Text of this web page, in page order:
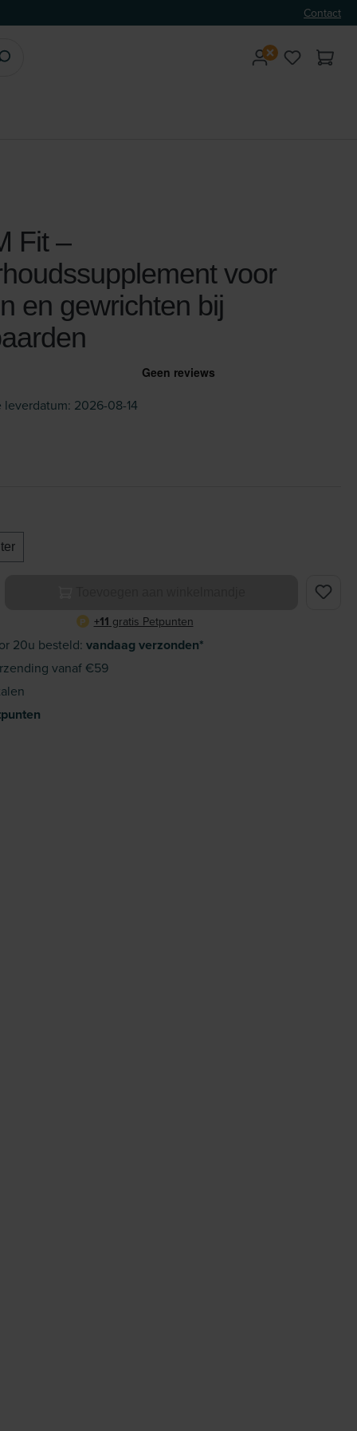
Contact
Fit –
voor
en gewrichten bij
2026-08-14
Voer de gewenste hoeveelheid in of gebruik de
P +11 gratis Petpunten
20u besteld: vandaag verzonden*
vanaf €59